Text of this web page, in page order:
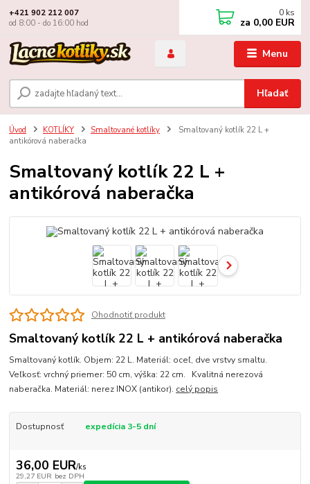
Menu
Hľadať
+421 902 212 007
od 8:00 - do 16:00 hod
0 ks
za 0,00 EUR
Úvod KOTLÍKY Smaltované kotlíky
Smaltovaný kotlík 22 L +
antikórová naberačka
Smaltovaný kotlík 22 L +
antikórová naberačka
Ohodnotiť produkt
Smaltovaný kotlík 22 L + antikórová naberačka
Smaltovaný kotlík. Objem: 22 L. Materiál: oceľ, dve vrstvy smaltu.
Veľkosť: vrchný priemer: 50 cm, výška: 22 cm. Kvalitná nerezová
naberačka. Materiál: nerez INOX (antikor). celý popis
Dostupnosť expedícia 3-5 dní
36,00 EUR/ks
29,27 EUR bez DPH